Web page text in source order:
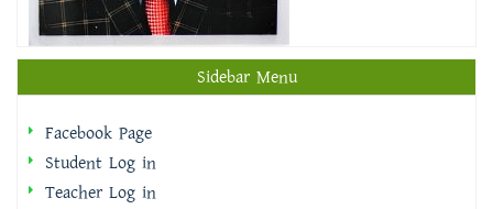
Sidebar Menu
Facebook Page
Student Log in
Teacher Log in